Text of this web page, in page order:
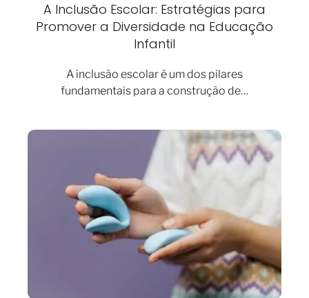
A Inclusão Escolar: Estratégias para
Promover a Diversidade na Educação
Infantil
A inclusão escolar é um dos pilares
fundamentais para a construção de…